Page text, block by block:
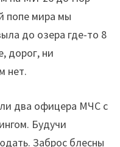
попе мира мы
до озера где-то 8
дорог, ни
нет.
два офицера МЧС с
Будучи
Заброс блесны